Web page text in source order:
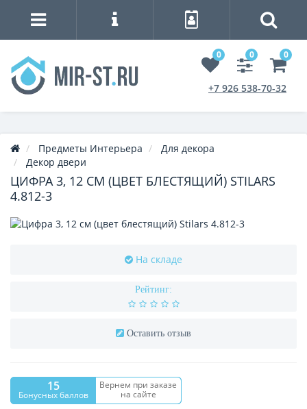
0 0 0
+7 926 538-70-32
Предметы Интерьера
Для декора
Декор двери
ЦИФРА 3, 12 СМ (ЦВЕТ БЛЕСТЯЩИЙ) STILARS
4.812-3
На складе
Рейтинг:
Оставить отзыв
15
Бонусных баллов
Вернем при заказе
на сайте